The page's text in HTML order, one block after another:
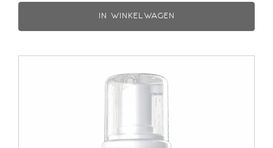
IN WINKELWAGEN